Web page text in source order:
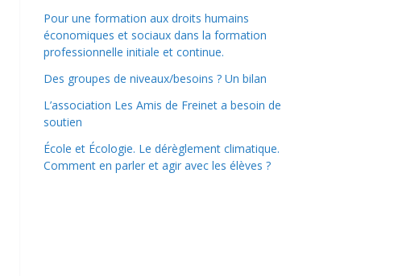
Pour une formation aux droits humains
économiques et sociaux dans la formation
professionnelle initiale et continue.
Des groupes de niveaux/besoins ? Un bilan
L’association Les Amis de Freinet a besoin de
soutien
École et Écologie. Le dérèglement climatique.
Comment en parler et agir avec les élèves ?